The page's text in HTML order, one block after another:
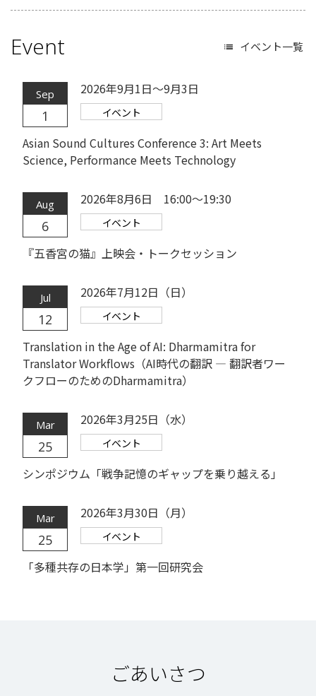
Event イベント一覧
Sep
1
2026年9月1日～9月3日
イベント
Asian Sound Cultures Conference 3: Art Meets
Science, Performance Meets Technology
Aug
6
2026年8月6日 16:00～19:30
イベント
『五香宮の猫』上映会・トークセッション
Jul
12
2026年7月12日（日）
イベント
Translation in the Age of AI: Dharmamitra for
Translator Workflows（AI時代の翻訳 ― 翻訳者ワー
クフローのためのDharmamitra）
Mar
25
2026年3月25日（水）
イベント
シンポジウム「戦争記憶のギャップを乗り越える」
Mar
25
2026年3月30日（月）
イベント
「多種共存の日本学」第一回研究会
ごあいさつ